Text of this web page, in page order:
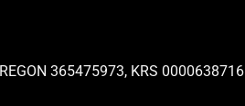
REGON 365475973, KRS 0000638716